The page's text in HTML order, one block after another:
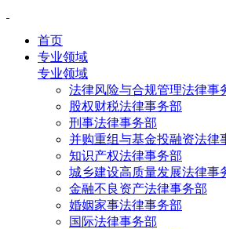
首页
专业领域
专业领域
法律风险与合规管理法律事
股权财税法律事务部
刑事法律事务部
并购重组与基金投融资法律
知识产权法律事务部
城乡建设高质量发展法律事
金融不良资产法律事务部
婚姻家事法律事务部
国际法律事务部